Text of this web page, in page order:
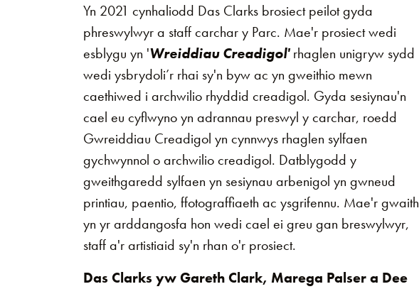
Yn 2021 cynhaliodd Das Clarks brosiect peilot gyda
phreswylwyr a staff carchar y Parc. Mae'r prosiect wedi
esblygu yn 'Wreiddiau Creadigol'rhaglen unigryw sydd
wedi ysbrydoli’r rhai sy'n byw ac yn gweithio mewn
caethiwed i archwilio rhyddid creadigol. Gyda sesiynau'n
cael eu cyflwyno yn adrannau preswyl y carchar, roedd
Gwreiddiau Creadigol yn cynnwys rhaglen sylfaen
gychwynnol o archwilio creadigol. Datblygodd y
gweithgaredd sylfaen yn sesiynau arbenigol yn gwneud
printiau, paentio, ffotograffiaeth ac ysgrifennu. Mae'r gwaith
yn yr arddangosfa hon wedi cael ei greu gan breswylwyr,
staff a'r artistiaid sy'n rhan o'r prosiect.
Das Clarks yw Gareth Clark, Marega Palser a Dee